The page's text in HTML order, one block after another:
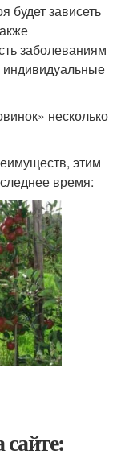
будет зависеть
заболеваниям
индивидуальные
несколько
этим
время: